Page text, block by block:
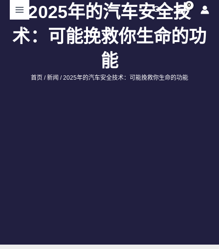
搜
索
2025年的汽车安全技
术：可能挽救你生命的功
能
首页 /新闻 / 2025年的汽车安全技术：可能挽救你生命的功能